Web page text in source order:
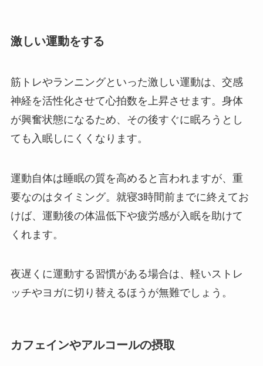
激しい運動をする
筋トレやランニングといった激しい運動は、交感
神経を活性化させて心拍数を上昇させます。身体
が興奮状態になるため、その後すぐに眠ろうとし
ても入眠しにくくなります。
運動自体は睡眠の質を高めると言われますが、重
要なのはタイミング。就寝3時間前までに終えてお
けば、運動後の体温低下や疲労感が入眠を助けて
くれます。
夜遅くに運動する習慣がある場合は、軽いストレ
ッチやヨガに切り替えるほうが無難でしょう。
カフェインやアルコールの摂取